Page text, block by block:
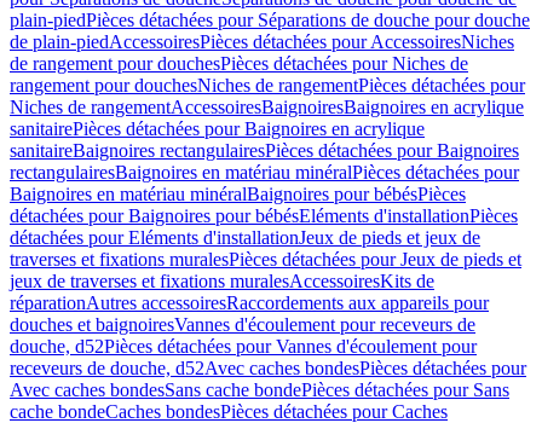
plain-piedPièces détachées pour Séparations de douche pour douche
de plain-piedAccessoiresPièces détachées pour AccessoiresNiches
de rangement pour douchesPièces détachées pour Niches de
rangement pour douchesNiches de rangementPièces détachées pour
Niches de rangementAccessoiresBaignoiresBaignoires en acrylique
sanitairePièces détachées pour Baignoires en acrylique
sanitaireBaignoires rectangulairesPièces détachées pour Baignoires
rectangulairesBaignoires en matériau minéralPièces détachées pour
Baignoires en matériau minéralBaignoires pour bébésPièces
détachées pour Baignoires pour bébésEléments d'installationPièces
détachées pour Eléments d'installationJeux de pieds et jeux de
traverses et fixations muralesPièces détachées pour Jeux de pieds et
jeux de traverses et fixations muralesAccessoiresKits de
réparationAutres accessoiresRaccordements aux appareils pour
douches et baignoiresVannes d'écoulement pour receveurs de
douche, d52Pièces détachées pour Vannes d'écoulement pour
receveurs de douche, d52Avec caches bondesPièces détachées pour
Avec caches bondesSans cache bondePièces détachées pour Sans
cache bondeCaches bondesPièces détachées pour Caches